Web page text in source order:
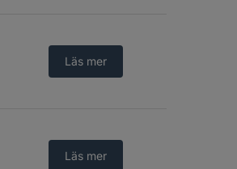
Läs mer
Läs mer